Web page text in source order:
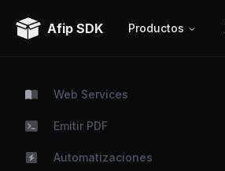
Afip SDK Productos
Web Services
Emitir PDF
Automatizaciones